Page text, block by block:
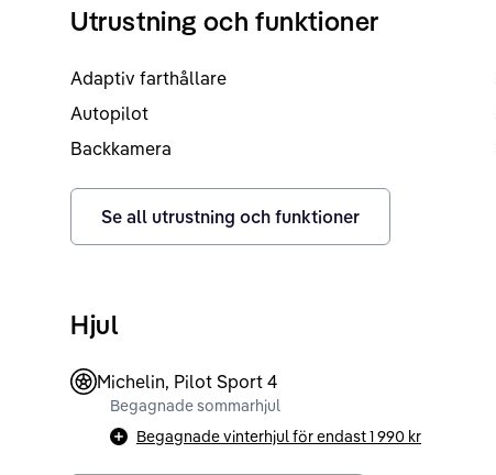
Utrustning och funktioner
Adaptiv farthållare
Autopilot
Backkamera
Se all utrustning och funktioner
Hjul
Michelin, Pilot Sport 4
Begagnade sommarhjul
Begagnade vinterhjul för endast1 990 kr